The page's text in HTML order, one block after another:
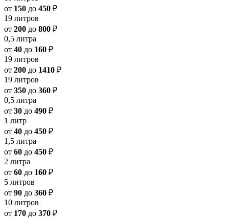
от 150 до 450 ₽
19 литров
от 200 до 800 ₽
0,5 литра
от 40 до 160 ₽
19 литров
от 200 до 1410 ₽
19 литров
от 350 до 360 ₽
0,5 литра
от 30 до 490 ₽
1 литр
от 40 до 450 ₽
1,5 литра
от 60 до 450 ₽
2 литра
от 60 до 160 ₽
5 литров
от 90 до 360 ₽
10 литров
от 170 до 370 ₽